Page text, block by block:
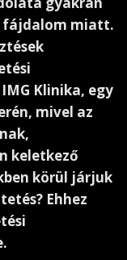
fájdalom miatt.
Klinika, egy
mivel az
keletkező
körül járjuk
Ehhez